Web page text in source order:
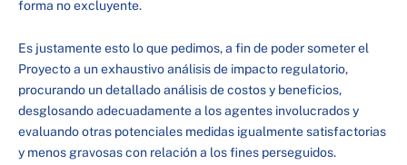
forma no excluyente.
Es justamente esto lo que pedimos, a fin de poder someter el
Proyecto a un exhaustivo análisis de impacto regulatorio,
procurando un detallado análisis de costos y beneficios,
desglosando adecuadamente a los agentes involucrados y
evaluando otras potenciales medidas igualmente satisfactorias
y menos gravosas con relación a los fines perseguidos.